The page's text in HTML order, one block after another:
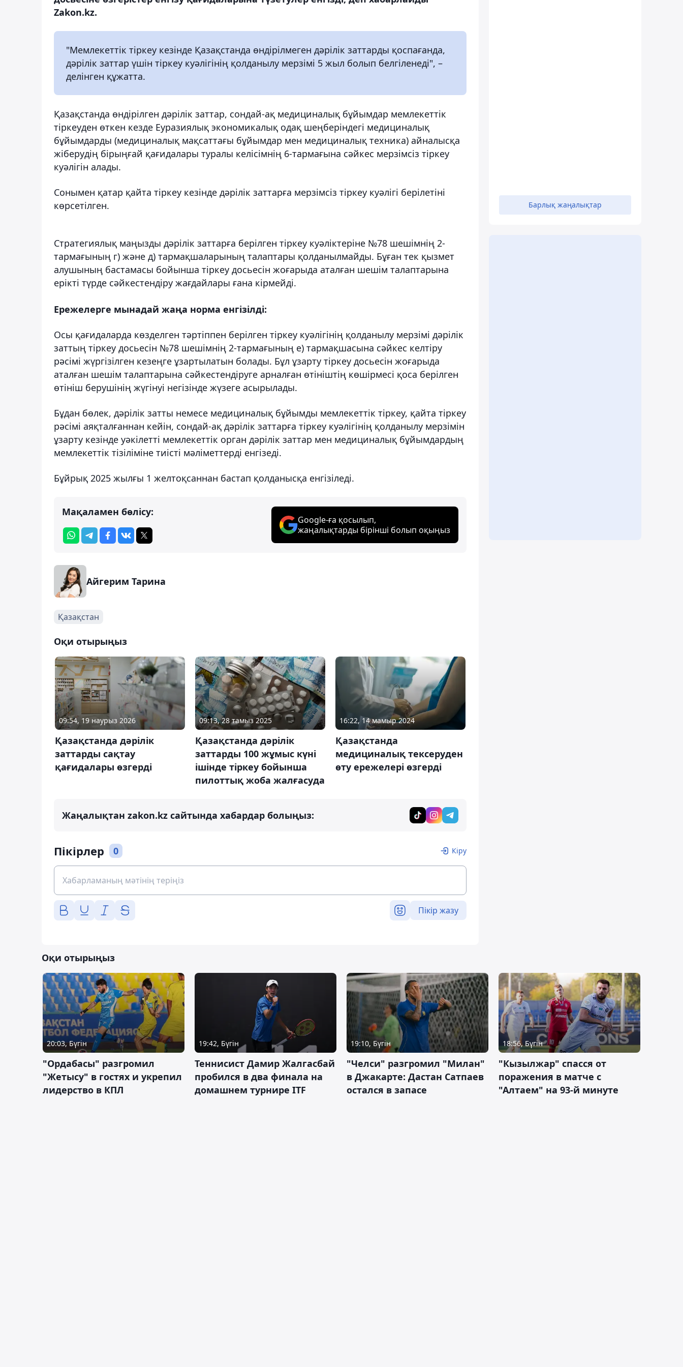
Zakon.kz.
"Мемлекеттік тіркеу кезінде Қазақстанда өндірілмеген дәрілік заттарды қоспағанда,
дәрілік заттар үшін тіркеу куәлігінің қолданылу мерзімі 5 жыл болып белгіленеді", –
делінген құжатта.
Қазақстанда өндірілген дәрілік заттар, сондай-ақ медициналық бұйымдар мемлекеттік
тіркеуден өткен кезде Еуразиялық экономикалық одақ шеңберіндегі медициналық
бұйымдарды (медициналық мақсаттағы бұйымдар мен медициналық техника) айналысқа
жіберудің бірыңғай қағидалары туралы келісімнің 6-тармағына сәйкес мерзімсіз тіркеу
куәлігін алады.
Сонымен қатар қайта тіркеу кезінде дәрілік заттарға мерзімсіз тіркеу куәлігі берілетіні
көрсетілген.
Стратегиялық маңызды дәрілік заттарға берілген тіркеу куәліктеріне №78 шешімнің 2-
тармағының г) және д) тармақшаларының талаптары қолданылмайды. Бұған тек қызмет
алушының бастамасы бойынша тіркеу досьесін жоғарыда аталған шешім талаптарына
ерікті түрде сәйкестендіру жағдайлары ғана кірмейді.
Ережелерге мынадай жаңа норма енгізілді:
Осы қағидаларда көзделген тәртіппен берілген тіркеу куәлігінің қолданылу мерзімі дәрілік
заттың тіркеу досьесін №78 шешімнің 2-тармағының е) тармақшасына сәйкес келтіру
рәсімі жүргізілген кезеңге ұзартылатын болады. Бұл ұзарту тіркеу досьесін жоғарыда
аталған шешім талаптарына сәйкестендіруге арналған өтініштің көшірмесі қоса берілген
өтініш берушінің жүгінуі негізінде жүзеге асырылады.
Бұдан бөлек, дәрілік затты немесе медициналық бұйымды мемлекеттік тіркеу, қайта тіркеу
рәсімі аяқталғаннан кейін, сондай-ақ дәрілік заттарға тіркеу куәлігінің қолданылу мерзімін
ұзарту кезінде уәкілетті мемлекеттік орган дәрілік заттар мен медициналық бұйымдардың
мемлекеттік тізіліміне тиісті мәліметтерді енгізеді.
Бұйрық 2025 жылғы 1 желтоқсаннан бастап қолданысқа енгізіледі.
Мақаламен бөлісу:
Google-ға қосылып,
жаңалықтарды бірінші болып оқыңыз
Айгерим Тарина
Қазақстан
Оқи отырыңыз
09:54, 19 наурыз 2026
Қазақстанда дәрілік
заттарды сақтау
қағидалары өзгерді
09:13, 28 тамыз 2025
Қазақстанда дәрілік
заттарды 100 жұмыс күні
ішінде тіркеу бойынша
пилоттық жоба жалғасуда
16:22, 14 мамыр 2024
Қазақстанда
медициналық тексеруден
өту ережелері өзгерді
Жаңалықтан zakon.kz сайтында хабардар болыңыз:
Пікірлер 0 Кіру
Пікір жазу
Барлық жаңалықтар
Оқи отырыңыз
20:03, Бүгін
"Ордабасы" разгромил
"Жетысу" в гостях и укрепил
лидерство в КПЛ
19:42, Бүгін
Теннисист Дамир Жалгасбай
пробился в два финала на
домашнем турнире ITF
19:10, Бүгін
"Челси" разгромил "Милан"
в Джакарте: Дастан Сатпаев
остался в запасе
18:56, Бүгін
"Кызылжар" спасся от
поражения в матче с
"Алтаем" на 93-й минуте